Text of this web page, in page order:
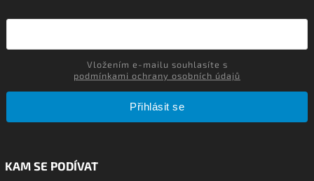
podmínkami ochrany osobních údajů
Přihlásit se
KAM SE PODÍVAT